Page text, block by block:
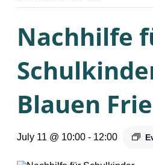
Nachhilfe
Blauen
July 11 @ 10:00 - 12:00